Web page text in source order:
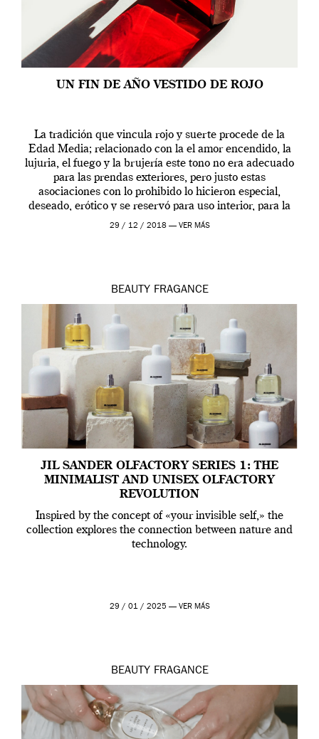
UN FIN DE AÑO VESTIDO DE ROJO
La tradición que vincula rojo y suerte procede de la
Edad Media; relacionado con la el amor encendido, la
lujuria, el fuego y la brujería este tono no era adecuado
para las prendas exteriores, pero justo estas
asociaciones con lo prohibido lo hicieron especial,
deseado, erótico y se reservó para uso interior, para la
ropa […]
29 / 12 / 2018 — VER MÁS
BEAUTY FRAGANCE
JIL SANDER OLFACTORY SERIES 1: THE
MINIMALIST AND UNISEX OLFACTORY
REVOLUTION
Inspired by the concept of «your invisible self,» the
collection explores the connection between nature and
technology.
29 / 01 / 2025 — VER MÁS
BEAUTY FRAGANCE